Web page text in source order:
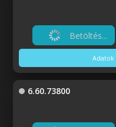
Betöltés...
6.60.73800